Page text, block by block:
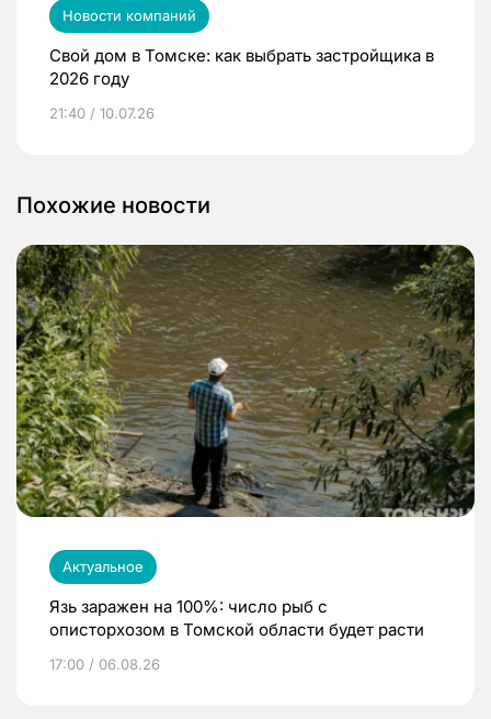
Новости компаний
Свой дом в Томске: как выбрать застройщика в
2026 году
21:40 / 10.07.26
Похожие новости
Актуальное
Язь заражен на 100%: число рыб с
описторхозом в Томской области будет расти
17:00 / 06.08.26